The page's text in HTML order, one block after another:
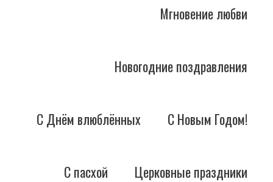
Мгновение любви
Новогодние поздравления
С Днём влюблённых С Новым Годом!
С пасхой Церковные праздники